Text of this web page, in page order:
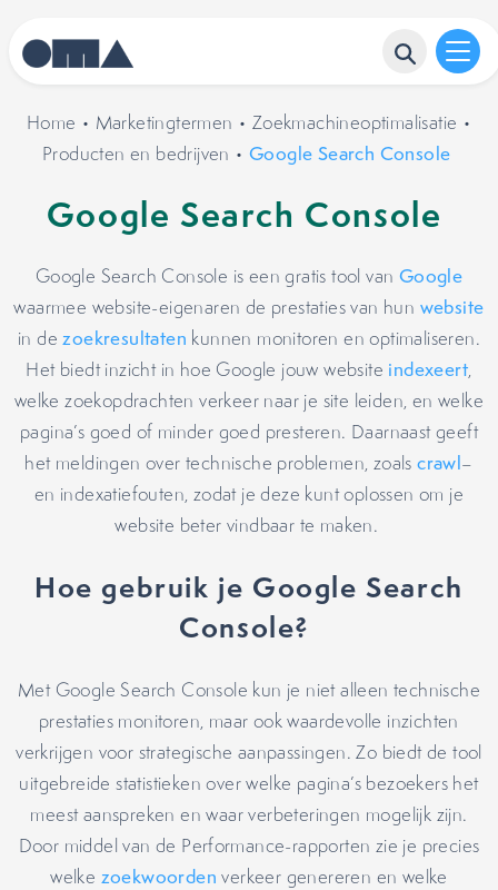
Home • Marketingtermen • Zoekmachineoptimalisatie •
Producten en bedrijven •Google Search Console
Google Search Console
Google Search Console is een gratis tool van Google
waarmee website-eigenaren de prestaties van hun website
in dezoekresultaten kunnen monitoren en optimaliseren.
Het biedt inzicht in hoe Google jouw website indexeert,
welke zoekopdrachten verkeer naar je site leiden, en welke
pagina’s goed of minder goed presteren. Daarnaast geeft
het meldingen over technische problemen, zoalscrawl–
en indexatiefouten, zodat je deze kunt oplossen om je
website beter vindbaar te maken.
Hoe gebruik je Google Search
Console?
Met Google Search Console kun je niet alleen technische
prestaties monitoren, maar ook waardevolle inzichten
verkrijgen voor strategische aanpassingen. Zo biedt de tool
uitgebreide statistieken over welke pagina’s bezoekers het
meest aanspreken en waar verbeteringen mogelijk zijn.
Door middel van de Performance-rapporten zie je precies
welke zoekwoorden verkeer genereren en welke